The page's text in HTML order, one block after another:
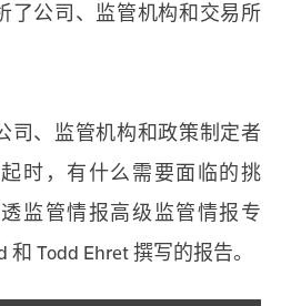
了公司、监管机构和交易所
司、监管机构和政策制定者
时，有什么需要面临的挑
监管情报高级监管情报专
和 Todd Ehret 撰写的报告。